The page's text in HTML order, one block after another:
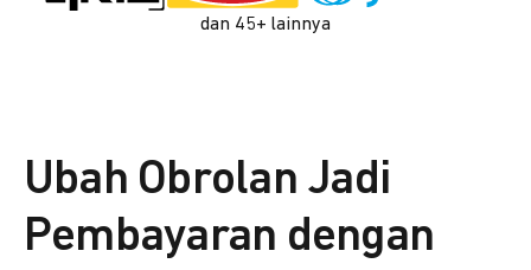
dan 45+ lainnya
Ubah Obrolan Jadi
Pembayaran dengan